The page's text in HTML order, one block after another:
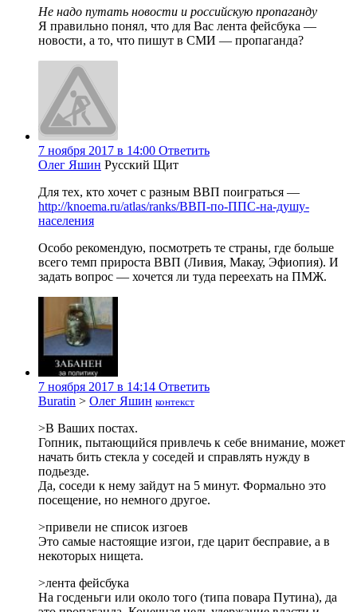
Не надо путать новости и российскую пропаганду
Я правильно понял, что для Вас лента фейсбука —
новости, а то, что пишут в СМИ — пропаганда?
7 ноября 2017 в 14:00 Ответить
Олег Яшин Русский Щит
Для тех, кто хочет с разным ВВП поиграться —
http://knoema.ru/atlas/ranks/ВВП-по-ППС-на-душу-
населения
Особо рекомендую, посмотреть те страны, где больше
всего темп прироста ВВП (Ливия, Макау, Эфиопия). И
задать вопрос — хочется ли туда переехать на ПМЖ.
7 ноября 2017 в 14:14 Ответить
Buratin > Олег Яшин контекст
>В Ваших постах.
Гопник, пытающийся привлечь к себе внимание, может
начать бить стекла у соседей и справлять нужду в
подьезде.
Да, соседи к нему зайдут на 5 минут. Формально это
посещение, но немного другое.
>привели не список изгоев
Это самые настоящие изгои, где царит бесправие, а в
некоторых нищета.
>лента фейсбука
На госденьги или около того (типа повара Путина), да